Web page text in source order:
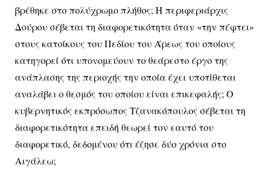
βρέθηκε στο πολύχρωμο πλήθος; Η περιφεριάρχις
Δούρου σέβεται τη διαφορετικότητα όταν «την πέφτει»
στους κατοίκους του Πεδίου του Άρεως του οποίους
κατηγορεί ότι υπονομεύουν το θεάρεστο έργο της
ανάπλασης της περιοχής την οποία έχει υποτίθεται
αναλάβει ο θεσμός του οποίου είναι επικεφαλής; Ο
κυβερνητικός εκπρόσωπος Τζανακόπουλος σέβεται τη
διαφορετικότητα επειδή θεωρεί τον εαυτό του
διαφορετικό, δεδομένου ότι έζησε δύο χρόνια στο
Αιγάλεω;